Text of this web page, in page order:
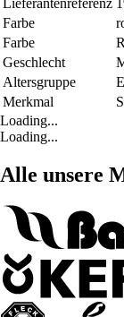
Lieferantenreferenz
Farbe
Farbe
Geschlecht
Altersgruppe
Merkmal
Loading...
Loading...
Alle unsere